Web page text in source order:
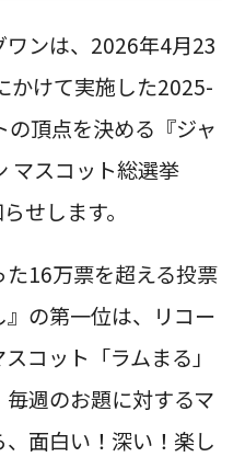
ンは、2026年4月23
かけて実施した2025-
頂点を決める『ジャ
マスコット総選挙
せします。
16万票を超える投票
の第一位は、リコー
コット「ラムまる」
週のお題に対するマ
面白い！深い！楽し